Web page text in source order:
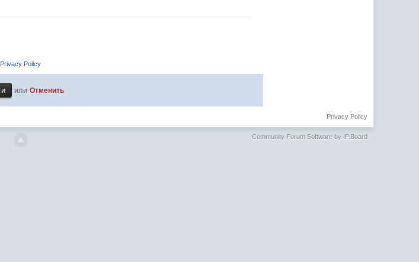
Privacy Policy
или Отменить
Privacy Policy
Community Forum Software by IP.Board